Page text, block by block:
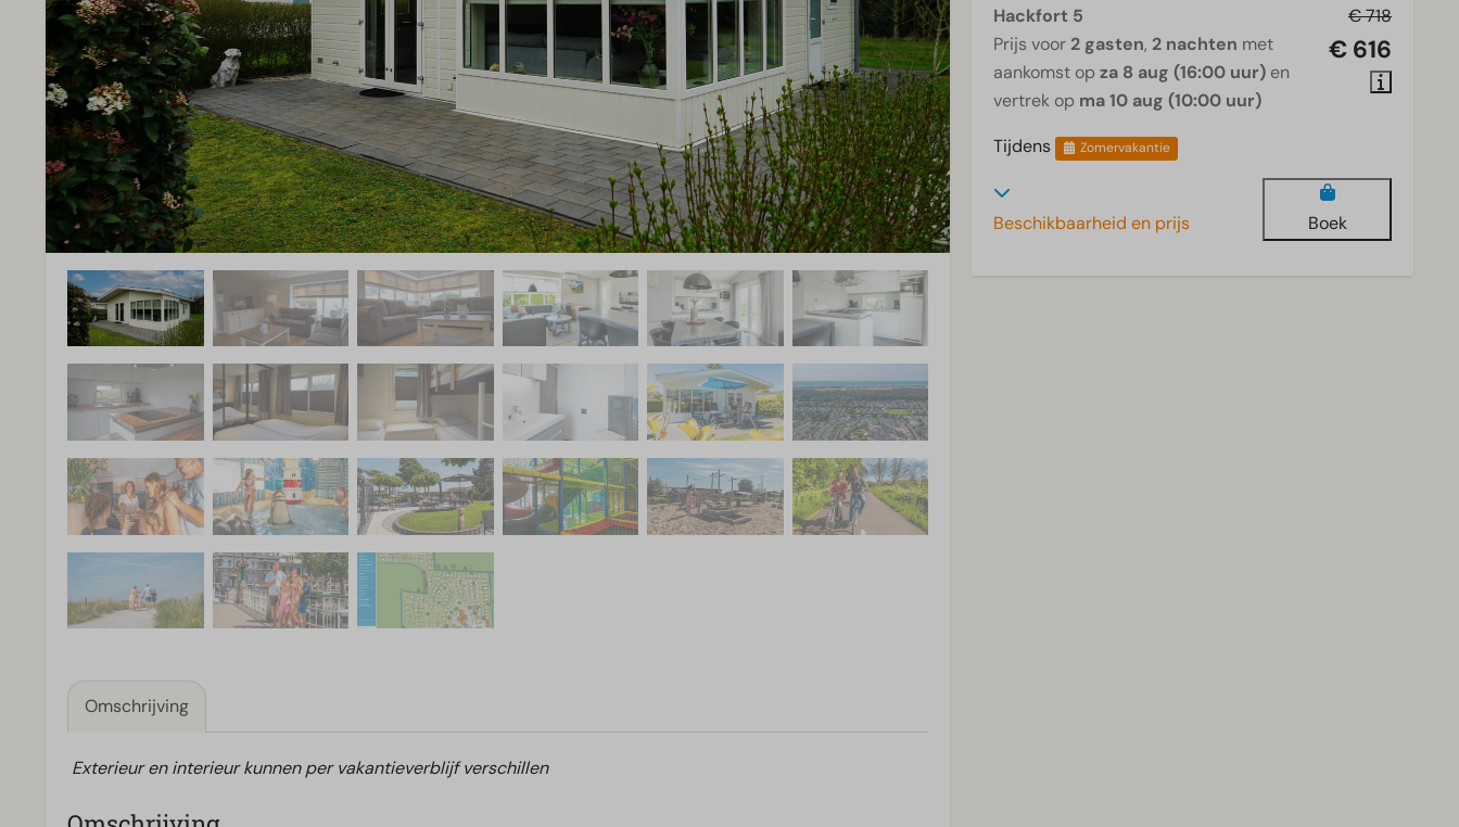
Omschrijving
Exterieur en interieur kunnen per vakantieverblijf verschillen
€ 718
€ 616
Hackfort 5
Prijs voor 2 gasten, 2 nachten met
aankomst opza 8 aug (16:00 uur) en
vertrek op ma 10 aug (10:00 uur)
Tijdens
Zomervakantie
Beschikbaarheid en prijs Boek